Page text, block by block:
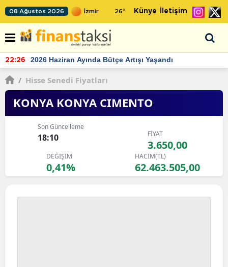
08 Ağustos 2026 26° Künye İletişim
22:24 TCMB'nin rezervlerinde artan momentum devam ediyor
/ Hisse Senedi Fiyatları
KONYA KONYA CIMENTO
Son Güncelleme
18:10 FİYAT
3.650,00
DEĞİŞİM
0,41%
HACİM(TL)
62.463.505,00